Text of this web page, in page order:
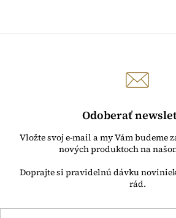
Odoberať
Vložte svoj e-mail a my Vám budeme
nových produktoch na